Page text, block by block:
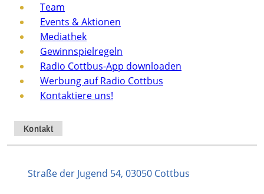
Team
Events & Aktionen
Mediathek
Gewinnspielregeln
Radio Cottbus-App downloaden
Werbung auf Radio Cottbus
Kontaktiere uns!
Kontakt
Straße der Jugend 54, 03050 Cottbus